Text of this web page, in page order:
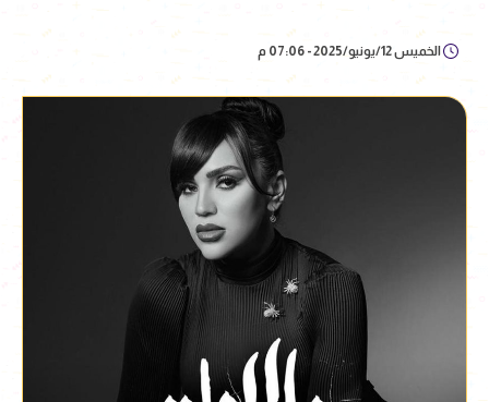
الخميس 12/يونيو/2025 - 07:06 م